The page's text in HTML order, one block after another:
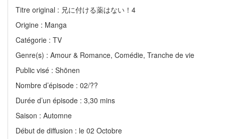
Titre original : 兄に付ける薬はない！4
Origine : Manga
Catégorie : TV
Genre(s) : Amour & Romance, Comédie, Tranche de vie
Public visé : Shōnen
Nombre d’épisode : 02/??
Durée d’un épisode : 3,30 mins
Saison : Automne
Début de diffusion : le 02 Octobre